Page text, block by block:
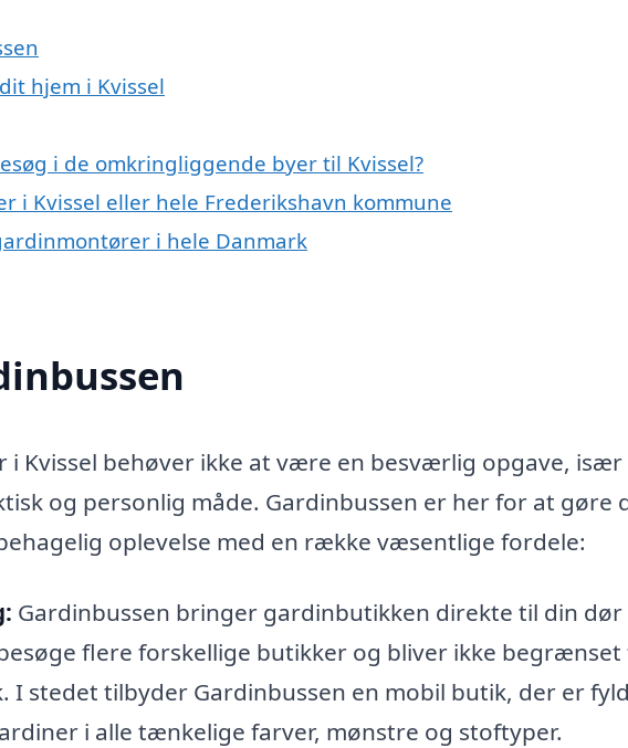
hjem i Kvissel
i de omkringliggende byer til Kvissel?
i Kvissel eller hele Frederikshavn kommune
i hele Danmark
Kvissel behøver ikke at være en besværlig opgave, især
og personlig måde. Gardinbussen er her for at gøre
oplevelse med en række væsentlige fordele:
Gardinbussen bringer gardinbutikken direkte til din dør
flere forskellige butikker og bliver ikke begrænset
I stedet tilbyder Gardinbussen en mobil butik, der er
i alle tænkelige farver, mønstre og stoftyper.